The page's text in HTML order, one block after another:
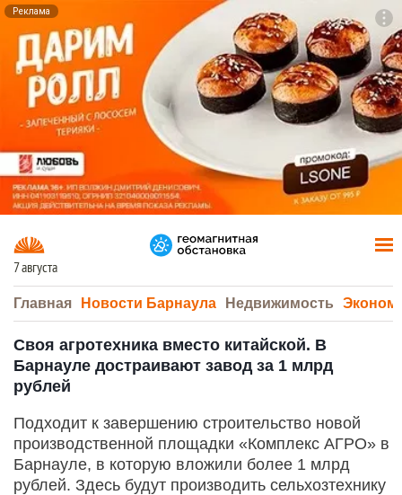
Реклама
7 августа
Главная Новости Барнаула Недвижимость
Своя агротехника вместо китайской. В
Барнауле достраивают завод за 1 млрд
рублей
Подходит к завершению строительство новой
производственной площадки «Комплекс АГРО» в
Барнауле, в которую вложили более 1 млрд
рублей. Здесь будут производить сельхозтехнику